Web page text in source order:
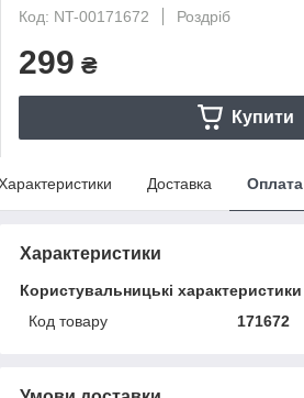
Код: NT-00171672
Роздріб
299 ₴
Купити
Доставка Оплата
Характеристики
Користувальницькі характеристики
Код товару
171672